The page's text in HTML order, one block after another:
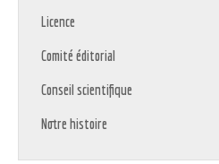
Licence
Comité éditorial
Conseil scientifique
Notre histoire